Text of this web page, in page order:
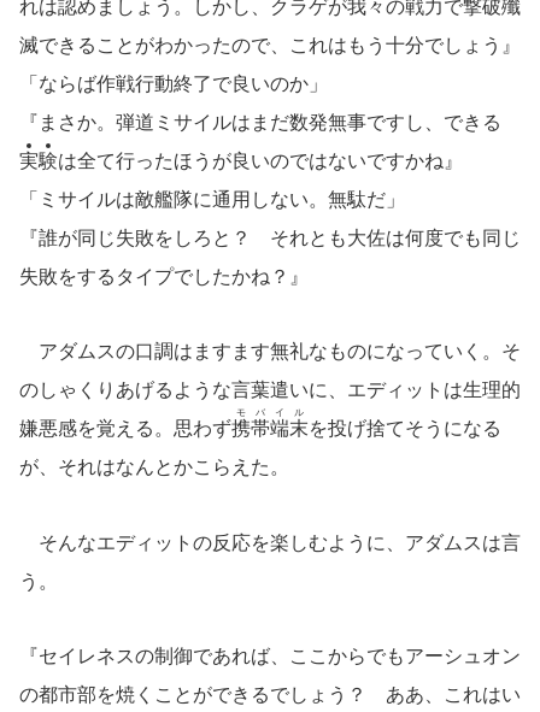
れは認めましょう。しかし、クラゲが我々の戦力で撃破殲
滅できることがわかったので、これはもう十分でしょう』
「ならば作戦行動終了で良いのか」
『まさか。弾道ミサイルはまだ数発無事ですし、できる
実験は全て行ったほうが良いのではないですかね』
「ミサイルは敵艦隊に通用しない。無駄だ」
『誰が同じ失敗をしろと？ それとも大佐は何度でも同じ
失敗をするタイプでしたかね？』
アダムスの口調はますます無礼なものになっていく。そ
のしゃくりあげるような言葉遣いに、エディットは生理的
嫌悪感を覚える。思わず携帯端末
モバイル
を投げ捨てそうになる
が、それはなんとかこらえた。
そんなエディットの反応を楽しむように、アダムスは言
う。
『セイレネスの制御であれば、ここからでもアーシュオン
の都市部を焼くことができるでしょう？ ああ、これはい